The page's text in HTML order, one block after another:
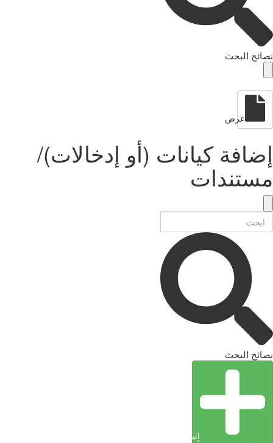
نصائح البحث
عرض
إضافة كيانات (أو إدخالات)/
مستندات
نصائح البحث
إنشاء كيان (إدخال)